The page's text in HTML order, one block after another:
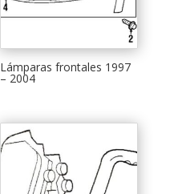
Lámparas frontales 1997
– 2004